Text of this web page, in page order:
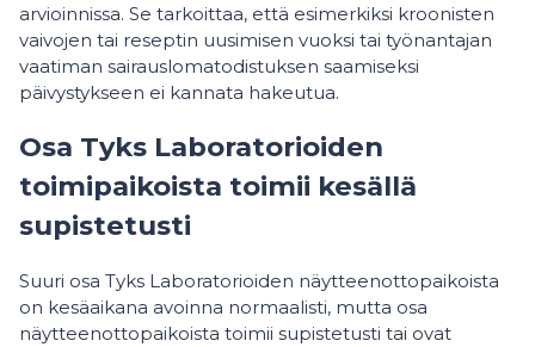
arvioinnissa. Se tarkoittaa, että esimerkiksi kroonisten
vaivojen tai reseptin uusimisen vuoksi tai työnantajan
vaatiman sairauslomatodistuksen saamiseksi
päivystykseen ei kannata hakeutua.
Osa Tyks Laboratorioiden
toimipaikoista toimii kesällä
supistetusti
Suuri osa Tyks Laboratorioiden näytteenottopaikoista
on kesäaikana avoinna normaalisti, mutta osa
näytteenottopaikoista toimii supistetusti tai ovat